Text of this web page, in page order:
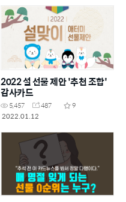
2022 설 선물 제안 '추천 조합'
감사카드
5,457 487
9
2022.01.12